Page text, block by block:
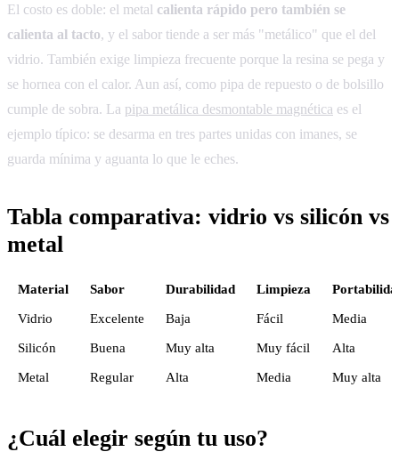
El costo es doble: el metal calienta rápido pero también se
calienta al tacto, y el sabor tiende a ser más "metálico" que el del
vidrio. También exige limpieza frecuente porque la resina se pega y
se hornea con el calor. Aun así, como pipa de repuesto o de bolsillo
cumple de sobra. La pipa metálica desmontable magnética es el
ejemplo típico: se desarma en tres partes unidas con imanes, se
guarda mínima y aguanta lo que le eches.
Tabla comparativa: vidrio vs silicón vs
metal
Material Sabor Durabilidad Limpieza
Vidrio Excelente Baja Fácil Media
Silicón Buena Muy alta Muy fácil Alta
Metal Regular Alta Media Muy alta
¿Cuál elegir según tu uso?